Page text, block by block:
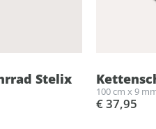
Stelix
100 cm x 9
€ 37,95